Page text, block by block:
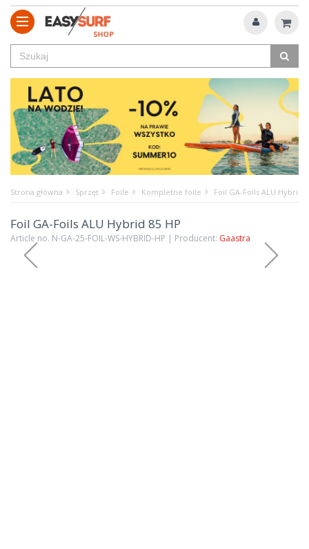
Strona główna Sprzęt Foile Kompletne foile Foil GA-Foils ALU Hybrid
Foil GA-Foils ALU Hybrid 85 HP
Article no. N-GA-25-FOIL-WS-HYBRID-HP | Producent: Gaastra